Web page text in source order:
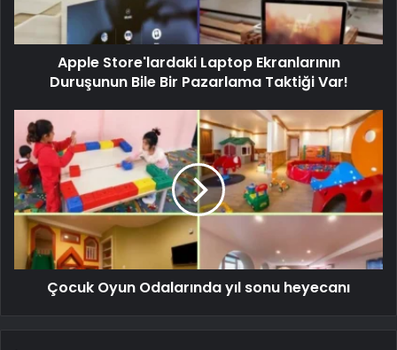
Apple Store'lardaki Laptop Ekranlarının
Duruşunun Bile Bir Pazarlama Taktiği Var!
Çocuk Oyun Odalarında yıl sonu heyecanı